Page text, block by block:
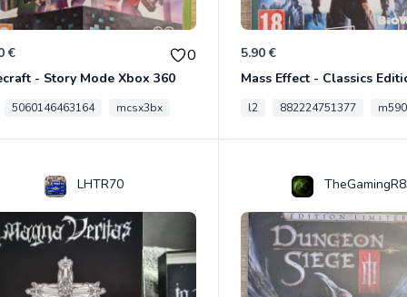
€ 0
- Story Mode Xbox 360
5060146463164 mcsx3bx
5.90 €
l2 882224751377
LHTR70